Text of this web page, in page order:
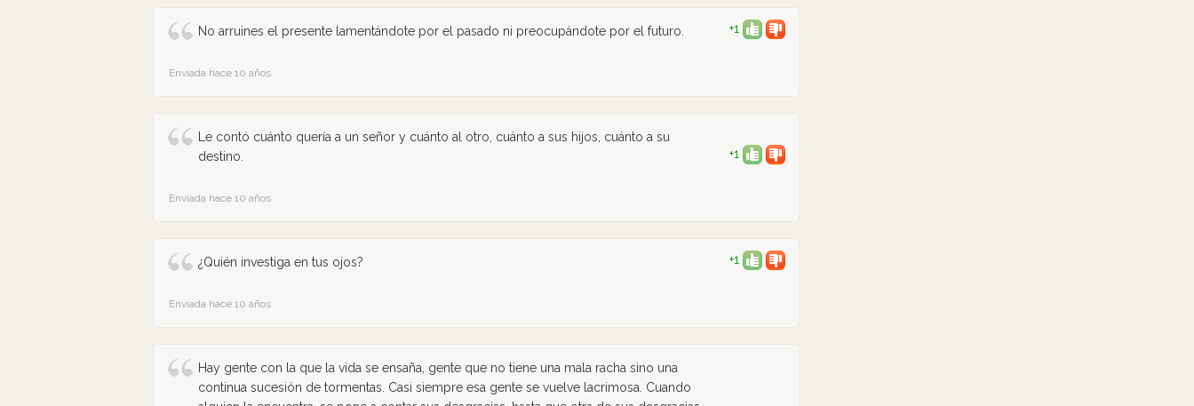
No arruines el presente lamentándote por el pasado ni preocupándote por el futuro. +1
Enviada hace 10 años
Le contó cuánto quería a un señor y cuánto al otro, cuánto a sus hijos, cuánto a su
destino.
+1
Enviada hace 10 años
¿Quién investiga en tus ojos? +1
Enviada hace 10 años
Hay gente con la que la vida se ensaña, gente que no tiene una mala racha sino una
continua sucesión de tormentas. Casi siempre esa gente se vuelve lacrimosa. Cuando